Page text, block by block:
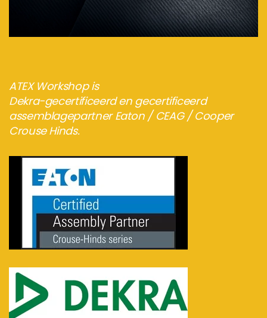
Bezoek de webshop
ATEX Workshop is
Dekra-gecertificeerd en gecertificeerd
assemblagepartner Eaton / CEAG / Cooper
Crouse Hinds.